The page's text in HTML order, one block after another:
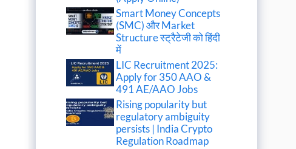
Smart Money Concepts
(SMC) और Market
Structure स्ट्रैटेजी को हिंदी
में
LIC Recruitment 2025:
Apply for 350 AAO &
491 AE/AAO Jobs
Rising popularity but
regulatory ambiguity
persists | India Crypto
Regulation Roadmap